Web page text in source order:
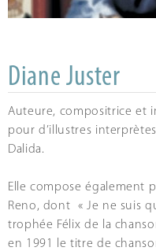
Diane Juster
Auteure, compositrice et
pour d’illustres
Dalida.
Elle compose également
Reno, dont « Je ne suis
trophée Félix de la
en 1991 le titre de